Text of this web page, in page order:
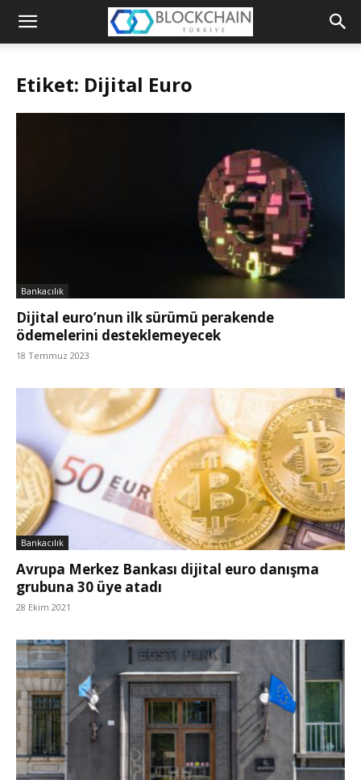
Blockchain
Etiket: Dijital Euro
Bankacılık
Dijital euro’nun ilk sürümü perakende
ödemelerini desteklemeyecek
18 Temmuz 2023
Bankacılık
Avrupa Merkez Bankası dijital euro danışma
grubuna 30 üye atadı
28 Ekim 2021